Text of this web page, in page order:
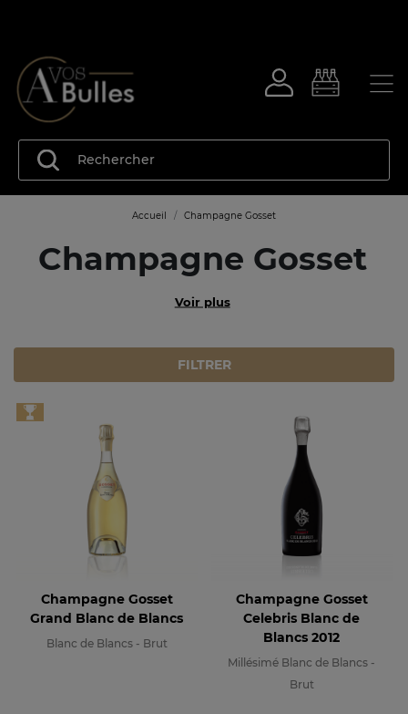
Accueil Champagne Gosset
Champagne Gosset
Voir plus
FILTRER
Champagne Gosset
Grand Blanc de Blancs
Blanc de Blancs - Brut
Champagne Gosset
Celebris Blanc de
Blancs 2012
Millésimé Blanc de Blancs -
Brut